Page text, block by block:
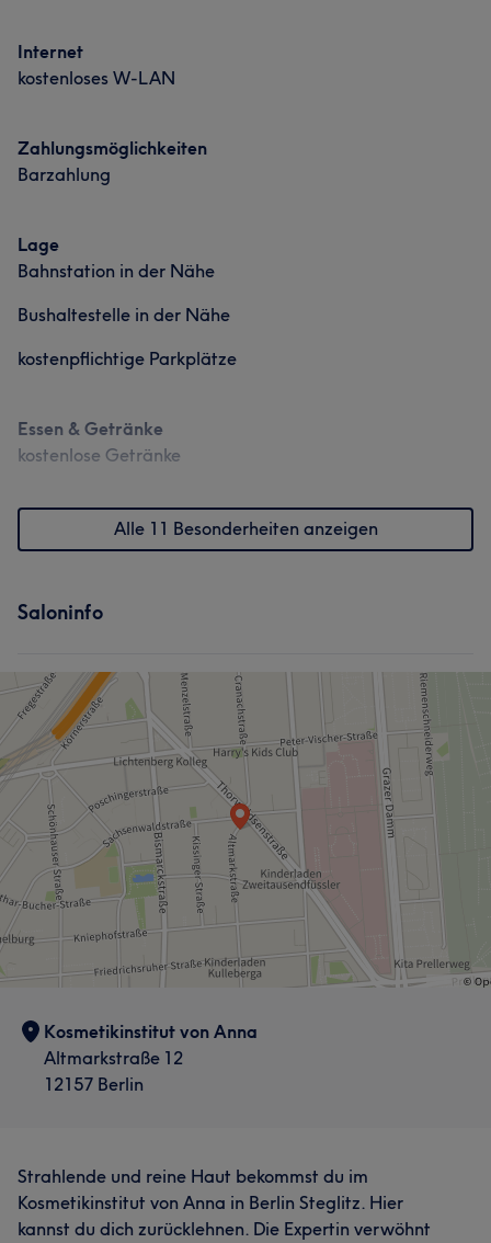
Internet
kostenloses W-LAN
Zahlungsmöglichkeiten
Barzahlung
Lage
Bahnstation in der Nähe
Bushaltestelle in der Nähe
kostenpflichtige Parkplätze
Essen & Getränke
kostenlose Getränke
Alle 11 Besonderheiten anzeigen
Saloninfo
Kosmetikinstitut von Anna
Altmarkstraße 12
12157 Berlin
Strahlende und reine Haut bekommst du im
Kosmetikinstitut von Anna in Berlin Steglitz. Hier
kannst du dich zurücklehnen. Die Expertin verwöhnt